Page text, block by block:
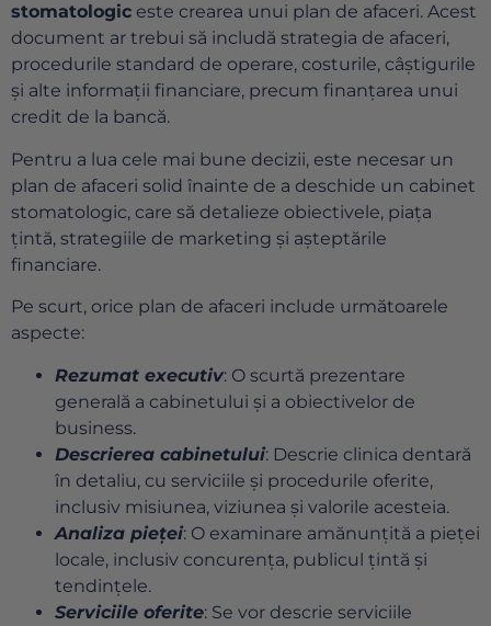
stomatologic este crearea unui plan de afaceri. Acest
document ar trebui să includă strategia de afaceri,
procedurile standard de operare, costurile, câștigurile
și alte informații financiare, precum finanțarea unui
credit de la bancă.
Pentru a lua cele mai bune decizii, este necesar un
plan de afaceri solid înainte de a deschide un cabinet
stomatologic, care să detalieze obiectivele, piața
țintă, strategiile de marketing și așteptările
financiare.
Pe scurt, orice plan de afaceri include următoarele
aspecte:
Rezumat executiv: O scurtă prezentare
generală a cabinetului și a obiectivelor de
business.
Descrierea cabinetului: Descrie clinica dentară
în detaliu, cu serviciile și procedurile oferite,
inclusiv misiunea, viziunea și valorile acesteia.
Analiza pieței: O examinare amănunțită a pieței
locale, inclusiv concurența, publicul țintă și
tendințele.
Serviciile oferite: Se vor descrie serviciile